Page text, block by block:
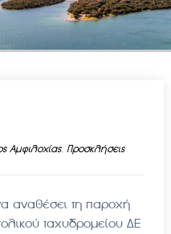
Αμφιλοχίας, Προσκλήσεις
αναθέσει τη παροχή
ταχυδρομείου ΔΕ